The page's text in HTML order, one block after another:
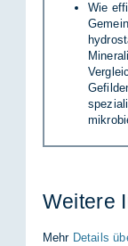
Wie
Wei­te­re
Mehr Details